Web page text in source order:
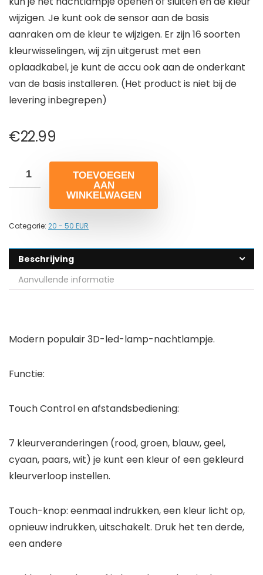
wijzigen. Je kunt ook de sensor aan de basis
aanraken om de kleur te wijzigen. Er zijn 16 soorten
kleurwisselingen, wij zijn uitgerust met een
oplaadkabel, je kunt de accu ook aan de onderkant
van de basis installeren. (Het product is niet bij de
levering inbegrepen)
€22.99
TOEVOEGEN
AAN
WINKELWAGEN
Categorie: 20 - 50 EUR
Beschrijving
Aanvullende informatie
Modern populair 3D-led-lamp-nachtlampje.
Functie:
Touch Control en afstandsbediening:
7 kleurveranderingen (rood, groen, blauw, geel,
cyaan, paars, wit) je kunt een kleur of een gekleurd
kleurverloop instellen.
Touch-knop: eenmaal indrukken, een kleur licht op,
opnieuw indrukken, uitschakelt. Druk het ten derde,
een andere